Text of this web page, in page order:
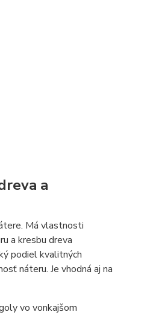
a
Má vlastnosti
a kresbu dreva
podiel kvalitných
náteru. Je vhodná aj na
vo vonkajšom